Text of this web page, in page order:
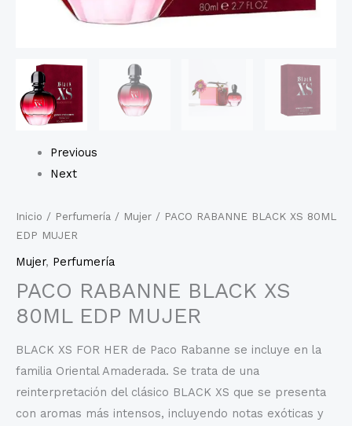
Previous
Next
Inicio / Perfumería / Mujer / PACO RABANNE BLACK XS 80ML
EDP MUJER
Mujer, Perfumería
PACO RABANNE BLACK XS
80ML EDP MUJER
BLACK XS FOR HER de Paco Rabanne se incluye en la
familia Oriental Amaderada. Se trata de una
reinterpretación del clásico BLACK XS que se presenta
con aromas más intensos, incluyendo notas exóticas y